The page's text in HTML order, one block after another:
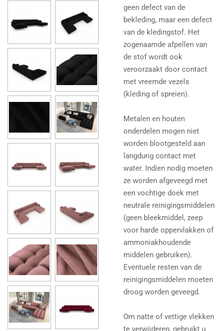
geen defect van de
bekleding, maar een defect
van de kledingstof. Het
zogenaamde afpellen van
de stof wordt ook
veroorzaakt door contact
met vreemde vezels
(kleding of spreien).
Metalen en houten
onderdelen mogen niet
worden blootgesteld aan
langdurig contact met
water. Indien nodig moeten
ze worden afgeveegd met
een vochtige doek met
neutrale reinigingsmiddelen
(geen bleekmiddel, zeep
voor harde oppervlakken of
ammoniakhoudende
middelen gebruiken).
Eventuele resten van de
reinigingsmiddelen moeten
droog worden geveegd.
Om natte of vettige vlekken
te verwijderen, gebruikt u